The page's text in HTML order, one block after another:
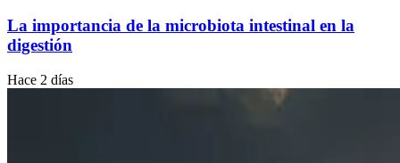
La importancia de la microbiota intestinal en la
digestión
Hace 2 días